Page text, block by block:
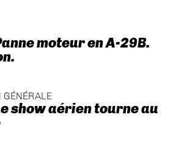
moteur en A-29B.
show aérien tourne au